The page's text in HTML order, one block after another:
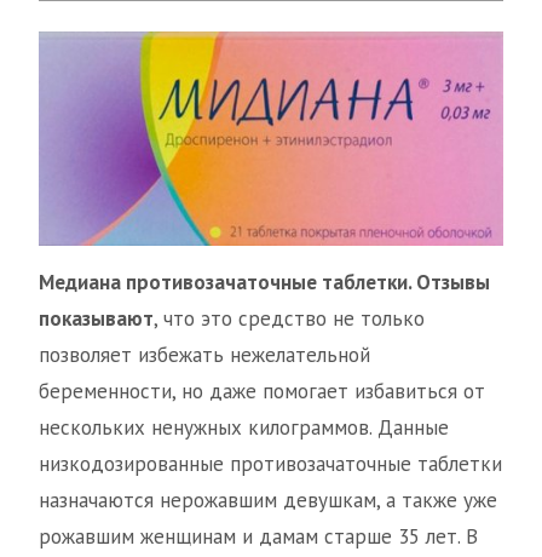
Медиана противозачаточные таблетки. Отзывы
показывают, что это средство не только
позволяет избежать нежелательной
беременности, но даже помогает избавиться от
нескольких ненужных килограммов. Данные
низкодозированные противозачаточные таблетки
назначаются нерожавшим девушкам, а также уже
рожавшим женщинам и дамам старше 35 лет. В